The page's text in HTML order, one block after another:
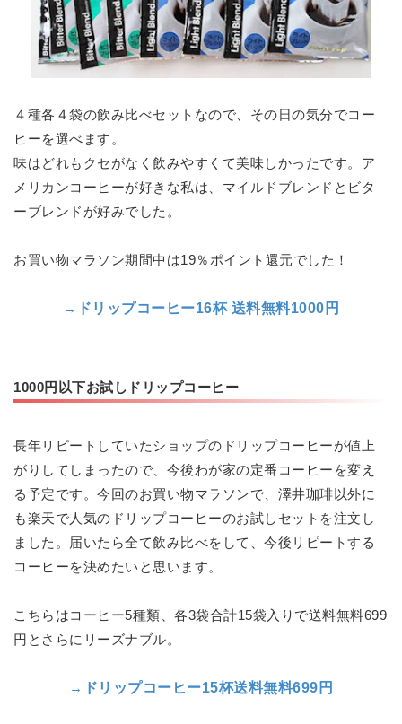
４種各４袋の飲み比べセットなので、その日の気分でコー
ヒーを選べます。
味はどれもクセがなく飲みやすくて美味しかったです。ア
メリカンコーヒーが好きな私は、マイルドブレンドとビタ
ーブレンドが好みでした。
お買い物マラソン期間中は19％ポイント還元でした！
→ ドリップコーヒー16杯 送料無料1000円
1000円以下お試しドリップコーヒー
長年リピートしていたショップのドリップコーヒーが値上
がりしてしまったので、今後わが家の定番コーヒーを変え
る予定です。今回のお買い物マラソンで、澤井珈琲以外に
も楽天で人気のドリップコーヒーのお試しセットを注文し
ました。届いたら全て飲み比べをして、今後リピートする
コーヒーを決めたいと思います。
こちらはコーヒー5種類、各3袋合計15袋入りで送料無料699
円とさらにリーズナブル。
→ ドリップコーヒー15杯送料無料699円